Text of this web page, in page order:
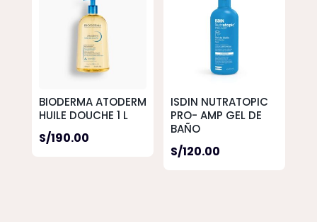
BIODERMA ATODERM
HUILE DOUCHE 1 L
S/190.00
ISDIN NUTRATOPIC
PRO- AMP GEL DE
BAÑO
S/120.00